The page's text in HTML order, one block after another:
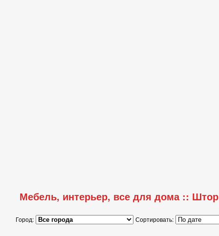
Мебель, интерьер, все для дома ::
Город: Сортировать: